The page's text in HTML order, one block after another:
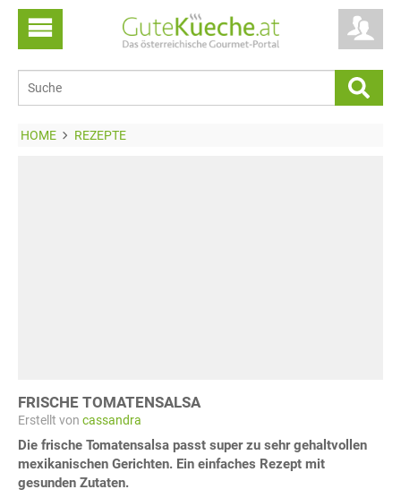
HOME REZEPTE
FRISCHE TOMATENSALSA
Erstellt von cassandra
Die frische Tomatensalsa passt super zu sehr gehaltvollen
mexikanischen Gerichten. Ein einfaches Rezept mit
gesunden Zutaten.